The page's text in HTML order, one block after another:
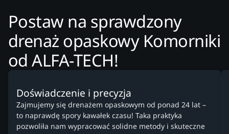
Postaw na sprawdzony
drenaż opaskowy Komorniki
od ALFA-TECH!
Doświadczenie i precyzja
Zajmujemy się drenażem opaskowym od ponad 24 lat –
to naprawdę spory kawałek czasu! Taka praktyka
pozwoliła nam wypracować solidne metody i skuteczne